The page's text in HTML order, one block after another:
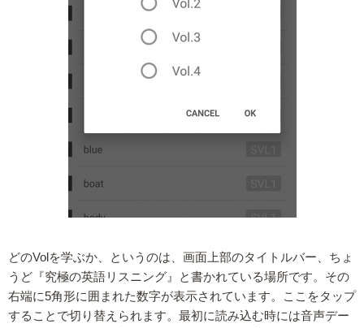
どのVolを学ぶか、というのは、画面上部のタイトルバー、ちょ
うど『究極の英語リスニング』と書かれている場所です。その
右端に5角形に囲まれた数字が表示されています。ここをタップ
することで切り替えられます。最初に読み込む時には音声デー